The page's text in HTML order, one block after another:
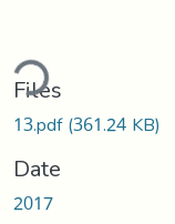
Files
13.pdf(361.24 KB)
Date
2017